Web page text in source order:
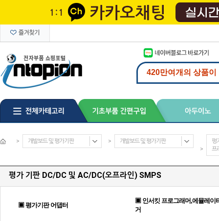
> 개발보드 및 평가기판 >
개발보드 및 평가기판
>
평
프
평가 기판 DC/DC 및 AC/DC(오프라인) SMPS
▣ 평가기판 어댑터
▣ 인서킷 프로그래머,에뮬레이
거